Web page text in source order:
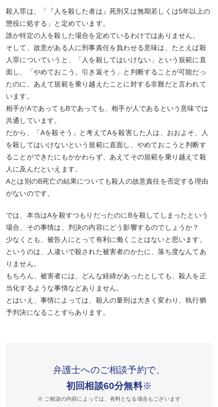
殺人罪は、「『人を殺した者は』死刑又は無期若しくは5年以上の
懲役に処する」と定めています。
誰か特定の人を殺した場合を定めているわけではありません。
そして、故意がある人に刑事責任を負わせる意味は、たとえば殺
人罪についていうと、「人を殺してはいけない」という規範に直
面し、「やめておこう。引き返そう」と判断することが可能だっ
たのに、あえて規範を乗り越えたことに対する非難だと言われて
います。
相手がAであってもBであっても、相手が人であるという意味では
共通しています。
だから、「Aを殺そう」と考えてAを殺害した人は、おおよそ、人
を殺してはいけないという規範に直面し、やめておこうと判断す
ることができたにもかかわらず、あえてその規範を乗り越えて殺
人に及んだといえます。
Aとは別のB死亡の結果についても殺人の故意責任を否定する理由
がないのです。
では、本当はAを殺すつもりだったのにBを殺してしまったという
場合、その事情は、判決の内容にどう影響するのでしょうか？
少なくとも、被告人にとって有利に働くことはないと思います。
というのは、人違いで殺された被害者のかたに、落ち度なんてあ
りません。
もちろん、被害者には、どんな経緯があったとしても、殺人を正
当化するような事情などありません。
とはいえ、事情によっては、殺人の量刑は大きく変わり、執行猶
予判決になることすらあります。
弁護士へのご相談予約で、
初回相談60分無料※
※ ご相談の内容によっては、有料となる場合もございます